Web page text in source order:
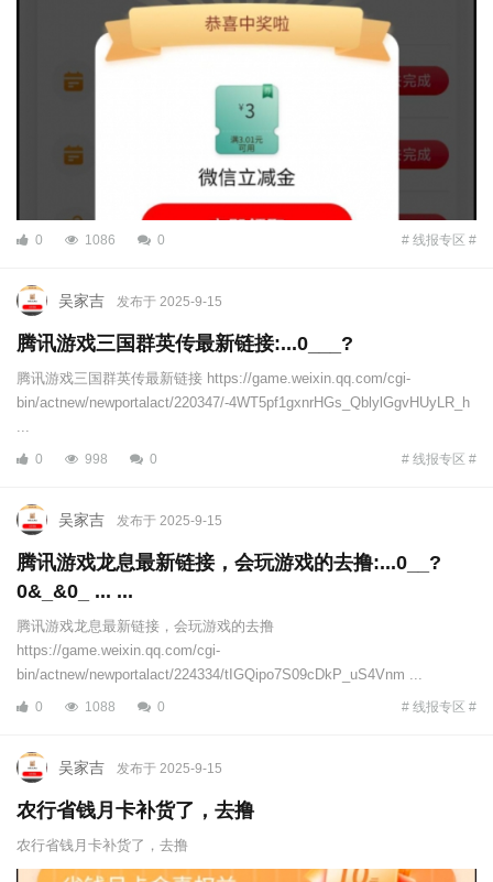
0 1086 0 # 线报专区 #
吴家吉 发布于 2025-9-15
腾讯游戏三国群英传最新链接:...0___?
腾讯游戏三国群英传最新链接 https://game.weixin.qq.com/cgi-
bin/actnew/newportalact/220347/-4WT5pf1gxnrHGs_QblylGgvHUyLR_h
...
0 998 0 # 线报专区 #
吴家吉 发布于 2025-9-15
腾讯游戏龙息最新链接，会玩游戏的去撸:...0__?
0&_&0_ ... ...
腾讯游戏龙息最新链接，会玩游戏的去撸
https://game.weixin.qq.com/cgi-
bin/actnew/newportalact/224334/tIGQipo7S09cDkP_uS4Vnm ...
0 1088 0 # 线报专区 #
吴家吉 发布于 2025-9-15
农行省钱月卡补货了，去撸
农行省钱月卡补货了，去撸